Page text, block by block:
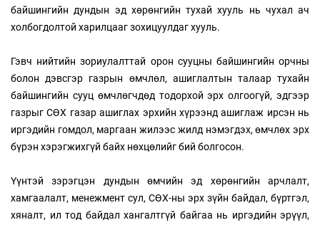
байшингийн дундын эд хөрөнгийн тухай хууль нь чухал ач
холбогдолтой харилцааг зохицуулдаг хууль.
Гэвч нийтийн зориулалттай орон сууцны байшингийн орчны
болон дэвсгэр газрын өмчлөл, ашиглалтын талаар тухайн
байшингийн сууц өмчлөгчдөд тодорхой эрх олгоогүй, эдгээр
газрыг СӨХ газар ашиглах эрхийн хүрээнд ашиглаж ирсэн нь
иргэдийн гомдол, маргаан жилээс жилд нэмэгдэх, өмчлөх эрх
бүрэн хэрэгжихгүй байх нөхцөлийг бий болгосон.
Үүнтэй зэрэгцэн дундын өмчийн эд хөрөнгийн арчлалт,
хамгаалалт, менежмент сул, СӨХ-ны эрх зүйн байдал, бүртгэл,
хяналт, ил тод байдал хангалтгүй байгаа нь иргэдийн эрүүл,